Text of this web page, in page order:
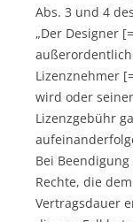
Abs. 3 und 4
„Der Designer
Lizenznehmer
wird oder
Lizenzgebühr
Bei
Rechte, die
Vertragsdauer